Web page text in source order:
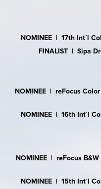
NOMINEE | 17th Int´l
FINALIST | Sipa
NOMINEE | reFocus
NOMINEE | 16th Int´l
NOMINEE | reFocus
NOMINEE | 15th Int´l